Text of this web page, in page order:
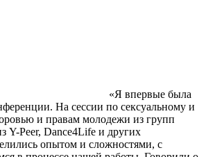
«Я впервые была
На сессии по сексуальному и
и правам молодежи из групп
Y-Peer, Dance4Life и других
опытом и сложностями, с